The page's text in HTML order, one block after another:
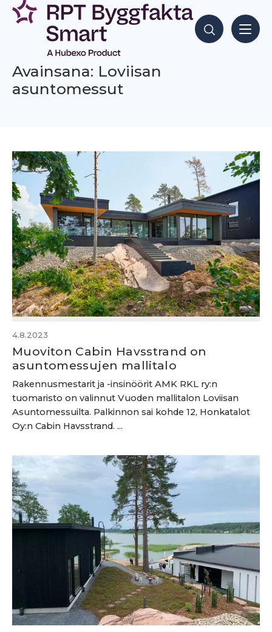
Siirry
sisältöön
Hae sisältöjä
Avainsana: Loviisan
asuntomessut
4.8.2023
Muoviton Cabin Havsstrand on
asuntomessujen mallitalo
Rakennusmestarit ja -insinöörit AMK RKL ry:n
tuomaristo on valinnut Vuoden mallitalon Loviisan
Asuntomessuilta. Palkinnon sai kohde 12, Honkatalot
Oy:n Cabin Havsstrand. ...